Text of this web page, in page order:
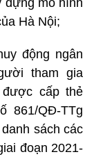
dựng mô hình
Hà Nội;
động ngân
tham gia
cấp thẻ
861/QĐ-TTg
sách các
đoạn 2021-